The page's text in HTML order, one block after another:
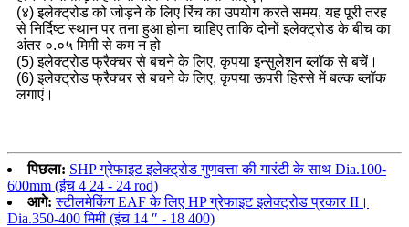
(४) इलेक्ट्रोड को जोड़ने के लिए रिंच का उपयोग करते समय, यह पूरी तरह
से निर्दिष्ट स्थान पर तना हुआ होना चाहिए ताकि दोनों इलेक्ट्रोड के बीच का
अंतर ०.०५ मिमी से कम न हो
(5) इलेक्ट्रोड फ्रैक्चर से बचने के लिए, कृपया इन्सुलेशन ब्लॉक से बचें।
(6) इलेक्ट्रोड फ्रैक्चर से बचने के लिए, कृपया ऊपरी हिस्से में बल्क ब्लॉक
लगाएं।
पिछला: SHP ग्रेफाइट इलेक्ट्रोड गुणवत्ता की गारंटी के साथ Dia.100-
600mm (इंच 4 24 - 24 rod)
आगे: स्टीलमेकिंग EAF के लिए HP ग्रेफाइट इलेक्ट्रोड प्रकार II।
Dia.350-400 मिमी (इंच 14 ″ - 18 400)